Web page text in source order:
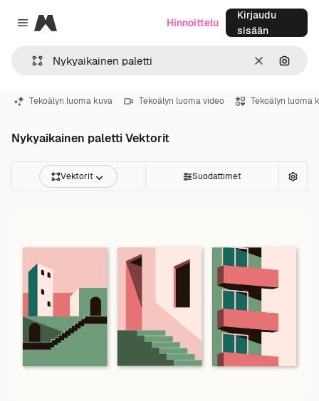
Close menu
Magnific
SelkeäHae
Hinnoittelu
Kirjaudu
sisään
Tekoälyn luoma kuva Tekoälyn luoma video Tekoälyn luoma
Nykyaikainen paletti Vektorit
Vektorit Suodattimet